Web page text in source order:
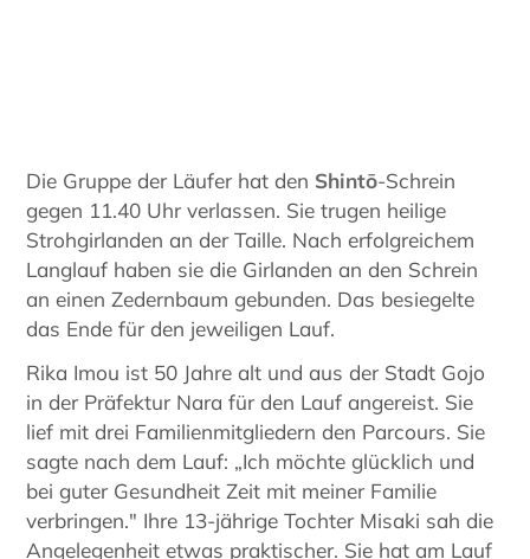
Die Gruppe der Läufer hat den Shintō-Schrein
gegen 11.40 Uhr verlassen. Sie trugen heilige
Strohgirlanden an der Taille. Nach erfolgreichem
Langlauf haben sie die Girlanden an den Schrein
an einen Zedernbaum gebunden. Das besiegelte
das Ende für den jeweiligen Lauf.
Rika Imou ist 50 Jahre alt und aus der Stadt Gojo
in der Präfektur Nara für den Lauf angereist. Sie
lief mit drei Familienmitgliedern den Parcours. Sie
sagte nach dem Lauf: „Ich möchte glücklich und
bei guter Gesundheit Zeit mit meiner Familie
verbringen." Ihre 13-jährige Tochter Misaki sah die
Angelegenheit etwas praktischer. Sie hat am Lauf